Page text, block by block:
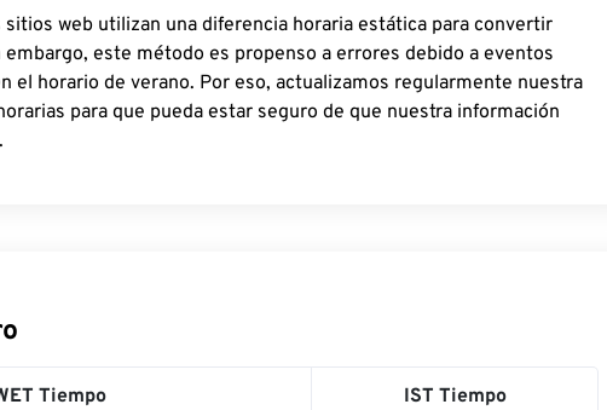
sitios web utilizan una diferencia horaria estática para convertir
este método es propenso a errores debido a eventos
el horario de verano. Por eso, actualizamos regularmente nuestra
para que pueda estar seguro de que nuestra información
Tiempo IST Tiempo